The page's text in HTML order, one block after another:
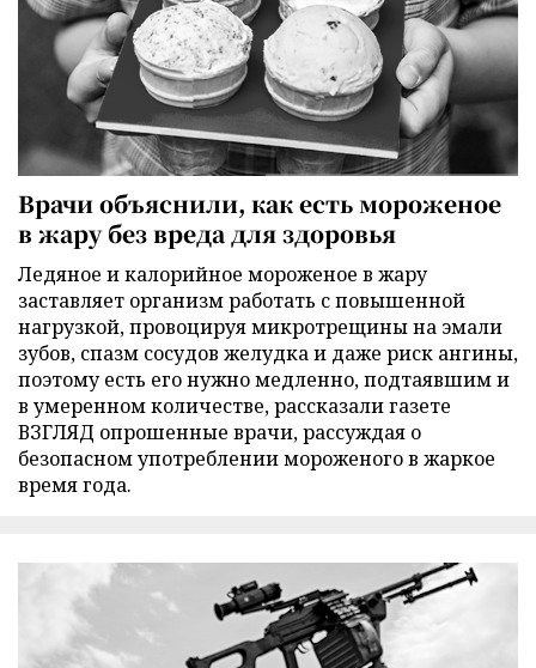
Врачи объяснили, как есть мороженое
в жару без вреда для здоровья
Ледяное и калорийное мороженое в жару
заставляет организм работать с повышенной
нагрузкой, провоцируя микротрещины на эмали
зубов, спазм сосудов желудка и даже риск ангины,
поэтому есть его нужно медленно, подтаявшим и
в умеренном количестве, рассказали газете
ВЗГЛЯД опрошенные врачи, рассуждая о
безопасном употреблении мороженого в жаркое
время года.